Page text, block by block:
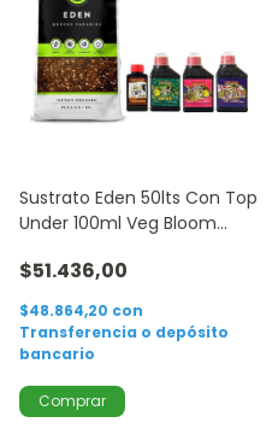
Sustrato Eden 50lts Con Top
Under 100ml Veg Bloom
$51.436,00
$48.864,20 con
Transferencia o depósito
bancario